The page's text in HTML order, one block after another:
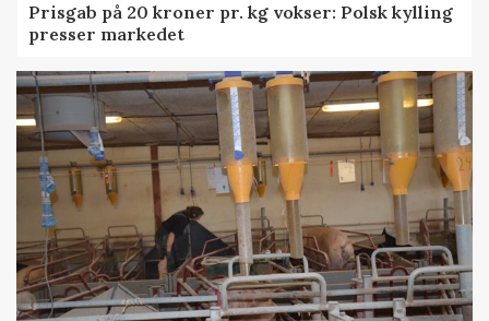
Prisgab på 20 kroner pr. kg vokser: Polsk kylling
presser markedet